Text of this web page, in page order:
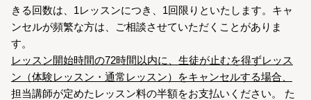
きる回数は、1レッスンにつき、1回限りといたします。キャ
ンセルが頻繁な方は、ご相談させていただくことがありま
す。
レッスン開始時間の72時間以内に、生徒が止むを得ずレッス
ン（体験レッスン・通常レッスン）をキャンセルする場合、
担当講師が定めたレッスン料の半額をお支払いください。 た